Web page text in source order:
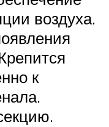
воздуха.
к